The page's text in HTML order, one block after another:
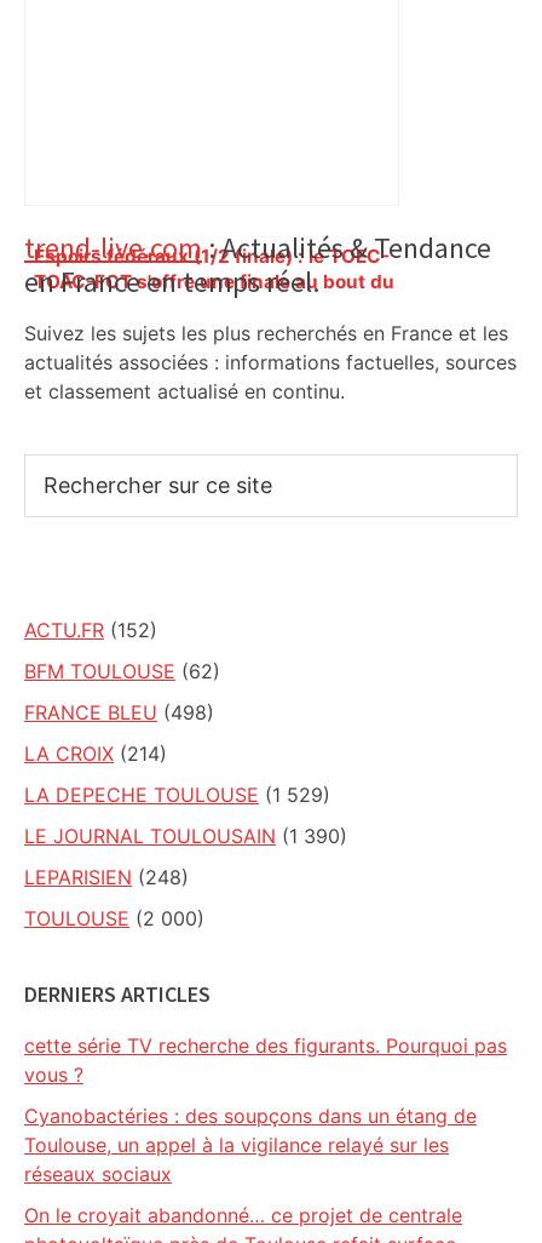
Espoirs fédéraux (1/2 finale) : le TOEC-
TOAC-FCT s'offre une finale au bout du
Primary
Sidebar
trend-live.com: Actualités & Tendance
en France en temps réel.
Suivez les sujets les plus recherchés en France et les
actualités associées : informations factuelles, sources
et classement actualisé en continu.
sur
ACTU.FR (152)
BFM TOULOUSE (62)
FRANCE BLEU (498)
LA CROIX (214)
LA DEPECHE TOULOUSE (1 529)
LE JOURNAL TOULOUSAIN (1 390)
LEPARISIEN (248)
TOULOUSE (2 000)
DERNIERS ARTICLES
cette série TV recherche des figurants. Pourquoi pas
vous ?
Cyanobactéries : des soupçons dans un étang de
Toulouse, un appel à la vigilance relayé sur les
réseaux sociaux
On le croyait abandonné… ce projet de centrale